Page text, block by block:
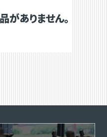
がありません。